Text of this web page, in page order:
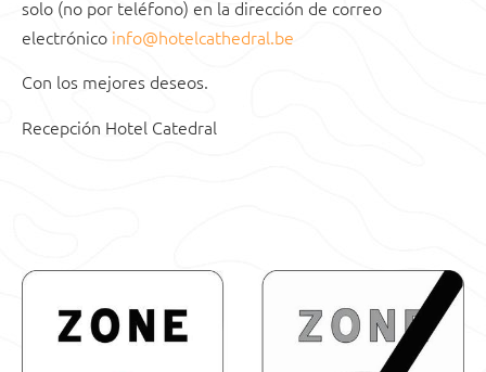
solo (no por teléfono) en la dirección de correo
electrónico info@hotelcathedral.be
Con los mejores deseos.
Recepción Hotel Catedral